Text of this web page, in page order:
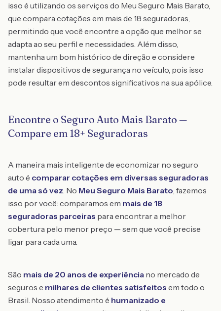
isso é utilizando os serviços do Meu Seguro Mais Barato,
que compara cotações em mais de 18 seguradoras,
permitindo que você encontre a opção que melhor se
adapta ao seu perfil e necessidades. Além disso,
mantenha um bom histórico de direção e considere
instalar dispositivos de segurança no veículo, pois isso
pode resultar em descontos significativos na sua apólice.
Encontre o Seguro Auto Mais Barato —
Compare em 18+ Seguradoras
A maneira mais inteligente de economizar no seguro
auto é comparar cotações em diversas seguradoras
de uma só vez. No Meu Seguro Mais Barato, fazemos
isso por você: comparamos em mais de 18
seguradoras parceiras para encontrar a melhor
cobertura pelo menor preço — sem que você precise
ligar para cada uma.
São mais de 20 anos de experiência no mercado de
seguros e milhares de clientes satisfeitos em todo o
Brasil. Nosso atendimento é humanizado e